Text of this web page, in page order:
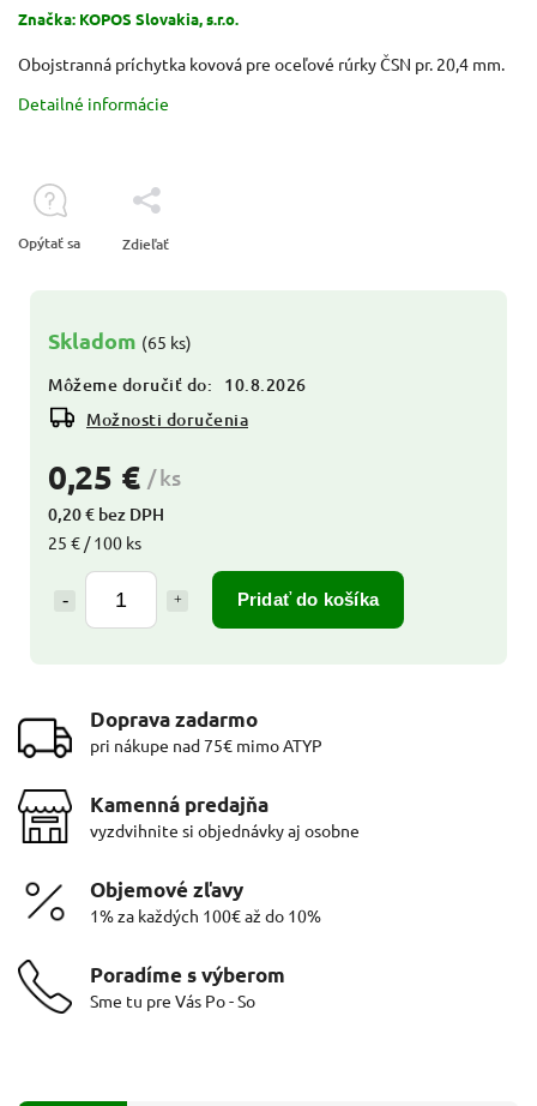
Značka: KOPOS Slovakia, s.r.o.
0,25 € / ks
0,20 € bez DPH
25 € / 100 ks
Pridať do košíka
Skladom (65 ks)
Môžeme doručiť do:
10.8.2026
Možnosti doručenia
Obojstranná príchytka kovová pre oceľové rúrky ČSN pr. 20,4 mm.
Detailné informácie
Opýtať sa Zdieľať
Doprava zadarmo
pri nákupe nad 75€ mimo ATYP
Kamenná predajňa
vyzdvihnite si objednávky aj osobne
Objemové zľavy
1% za každých 100€ až do 10%
Poradíme s výberom
Sme tu pre Vás Po - So